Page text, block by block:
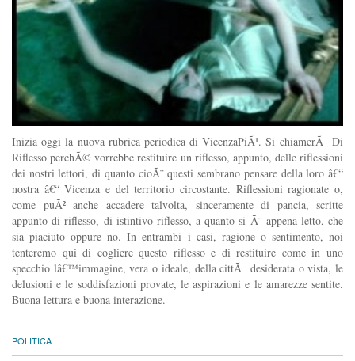
Inizia oggi la nuova rubrica periodica di VicenzaPiÃ¹. Si chiamerÃ Di
Riflesso perchÃ© vorrebbe restituire un riflesso, appunto, delle riflessioni
dei nostri lettori, di quanto cioÃ¨ questi sembrano pensare della loro â€“
nostra â€“ Vicenza e del territorio circostante. Riflessioni ragionate o,
come puÃ² anche accadere talvolta, sinceramente di pancia, scritte
appunto di riflesso, di istintivo riflesso, a quanto si Ã¨ appena letto, che
sia piaciuto oppure no. In entrambi i casi, ragione o sentimento, noi
tenteremo qui di cogliere questo riflesso e di restituire come in uno
specchio lâ€™immagine, vera o ideale, della cittÃ desiderata o vista, le
delusioni e le soddisfazioni provate, le aspirazioni e le amarezze sentite.
Buona lettura e buona interazione.
POLITICA